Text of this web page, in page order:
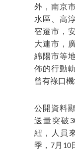
外，南京
水區、高
宿遷市，
大連市，
綿陽市等
佈的行動
曾有祿口機
公開資料
送量突破
紐，人員
季，7月10